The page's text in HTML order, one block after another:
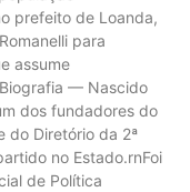
prefeito de Loanda,
para
assume
— Nascido
dos fundadores do
do Diretório da 2ª
no Estado.rnFoi
de Política